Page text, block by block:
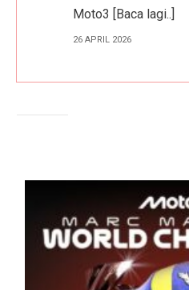
Moto3 [Baca lagi..]
26 APRIL 2026